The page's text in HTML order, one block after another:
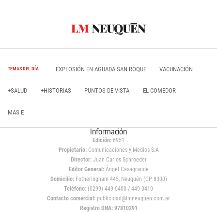
TEMAS DEL DÍA EXPLOSIÓN EN AGUADA SAN ROQUE VACUNACIÓN
+SALUD +HISTORIAS PUNTOS DE VISTA EL COMEDOR
MAS E
Información
Edición: 6951
Propietario:Comunicaciones y Medios S.A
Director: Juan Carlos Schroeder
Editor General:Ángel Casagrande
Domicilio:Fotheringham 445, Neuquén (CP 8300)
Teléfono: (0299) 449 0400 / 449 0410
Contacto comercial: publicidad@lmneuquen.com.ar
Registro DNA: 97810291